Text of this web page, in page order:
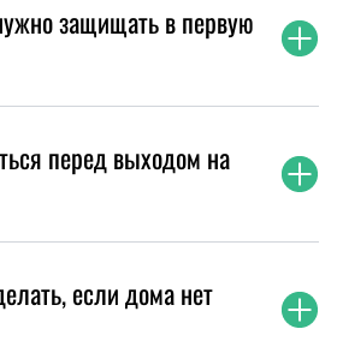
защищать в первую
перед выходом на
если дома нет